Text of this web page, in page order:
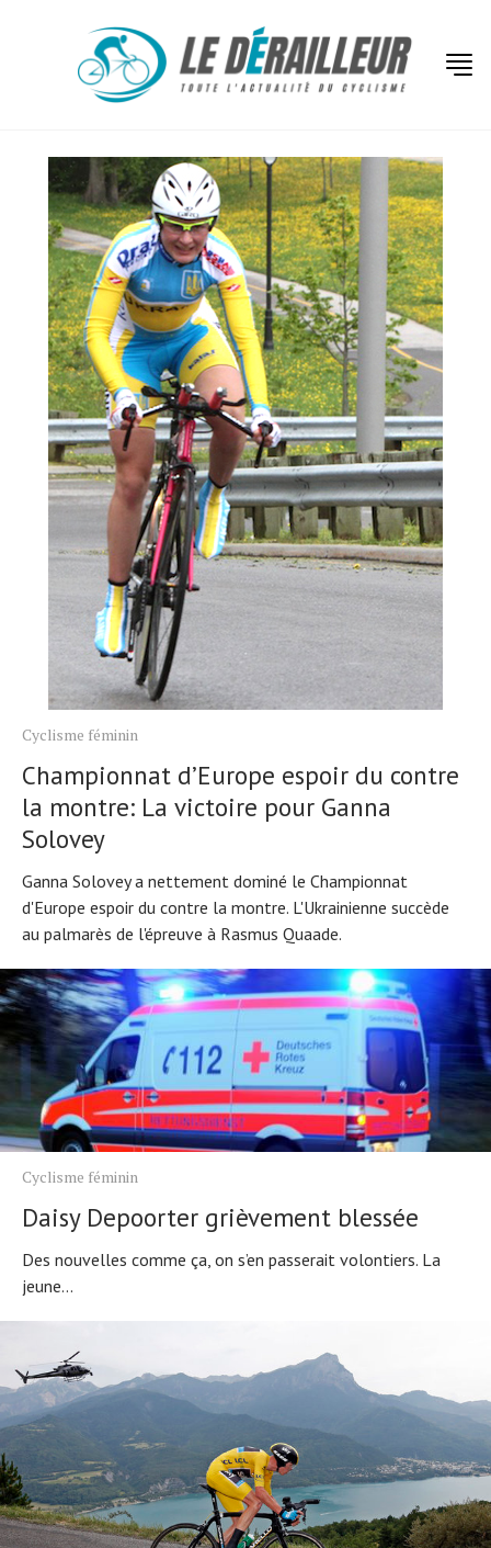
Latest
posts
Cyclisme féminin
Championnat d’Europe espoir du contre
la montre: La victoire pour Ganna
Solovey
Ganna Solovey a nettement dominé le Championnat
d'Europe espoir du contre la montre. L'Ukrainienne succède
au palmarès de l'épreuve à Rasmus Quaade.
Cyclisme féminin
Daisy Depoorter grièvement blessée
Des nouvelles comme ça, on s’en passerait volontiers. La
jeune...